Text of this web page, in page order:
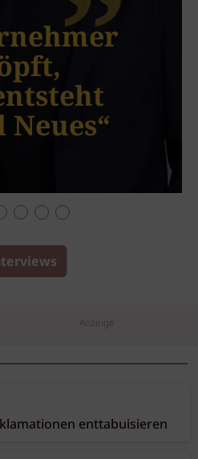
Anzeige
enttabuisieren